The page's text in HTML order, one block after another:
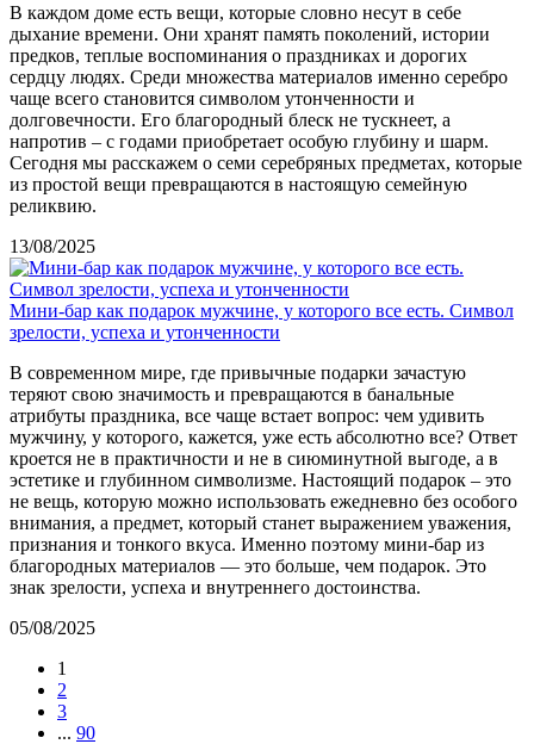
В каждом доме есть вещи, которые словно несут в себе
дыхание времени. Они хранят память поколений, истории
предков, теплые воспоминания о праздниках и дорогих
сердцу людях. Среди множества материалов именно серебро
чаще всего становится символом утонченности и
долговечности. Его благородный блеск не тускнеет, а
напротив – с годами приобретает особую глубину и шарм.
Сегодня мы расскажем о семи серебряных предметах, которые
из простой вещи превращаются в настоящую семейную
реликвию.
13/08/2025
Мини-бар как подарок мужчине, у которого все есть. Символ
зрелости, успеха и утонченности
В современном мире, где привычные подарки зачастую
теряют свою значимость и превращаются в банальные
атрибуты праздника, все чаще встает вопрос: чем удивить
мужчину, у которого, кажется, уже есть абсолютно все? Ответ
кроется не в практичности и не в сиюминутной выгоде, а в
эстетике и глубинном символизме. Настоящий подарок – это
не вещь, которую можно использовать ежедневно без особого
внимания, а предмет, который станет выражением уважения,
признания и тонкого вкуса. Именно поэтому мини-бар из
благородных материалов — это больше, чем подарок. Это
знак зрелости, успеха и внутреннего достоинства.
05/08/2025
1
2
3
... 90